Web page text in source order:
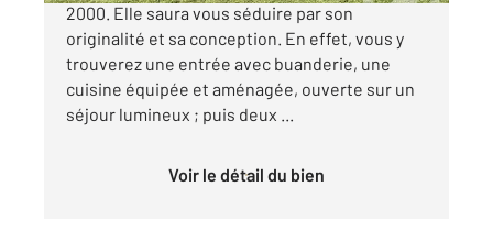
2000. Elle saura vous séduire par son
originalité et sa conception. En effet, vous y
trouverez une entrée avec buanderie, une
cuisine équipée et aménagée, ouverte sur un
séjour lumineux ; puis deux ...
Voir le détail du bien